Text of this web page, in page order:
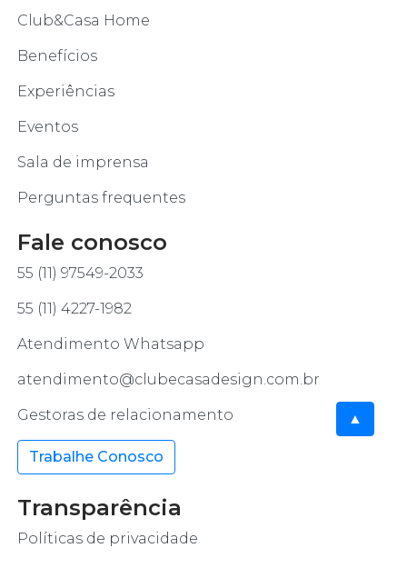
▲
Club&Casa Home
Benefícios
Experiências
Eventos
Sala de imprensa
Perguntas frequentes
Fale conosco
55 (11) 97549-2033
55 (11) 4227-1982
Atendimento Whatsapp
atendimento@clubecasadesign.com.br
Gestoras de relacionamento
Trabalhe Conosco
Transparência
Políticas de privacidade